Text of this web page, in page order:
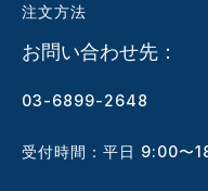
注文方法
お問い合わせ先：
03-6899-2648
受付時間：平日 9:00〜